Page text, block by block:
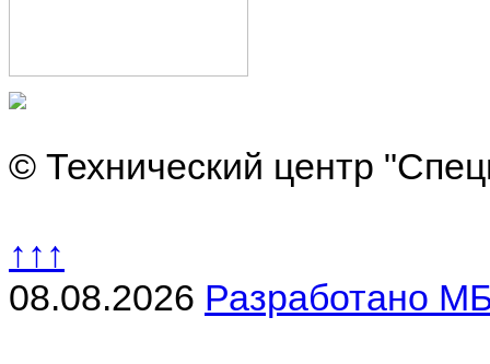
© Технический центр
↑↑↑
08.08.2026 Разработано